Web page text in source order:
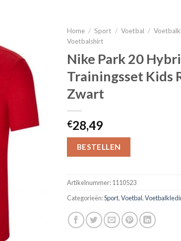
Home / Sport / Voetbal /
Voetbalshirt
Nike Park 20
Trainingsset Kids
Zwart
€28,49
BESTELLEN
Artikelnummer:1110523
Categorieën:Sport,Voetbal,